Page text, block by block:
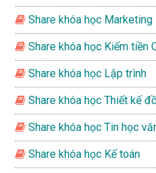
Share khóa học Marketing
Share khóa học Kiếm tiền
Share khóa học Lập trình
Share khóa học Thiết kế
Share khóa học Tin học
Share khóa học Kế toán